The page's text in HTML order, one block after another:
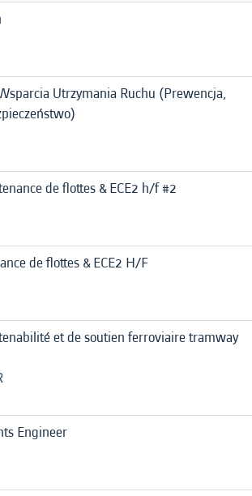
Utrzymania Ruchu (Prewencja,
de flottes & ECE2 h/f #2
de flottes & ECE2 H/F
et de soutien ferroviaire tramway
Engineer